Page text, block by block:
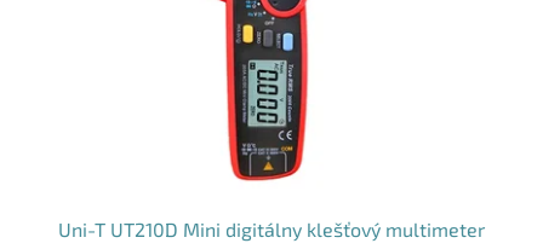
Uni-T UT210D Mini digitálny klešťový multimeter